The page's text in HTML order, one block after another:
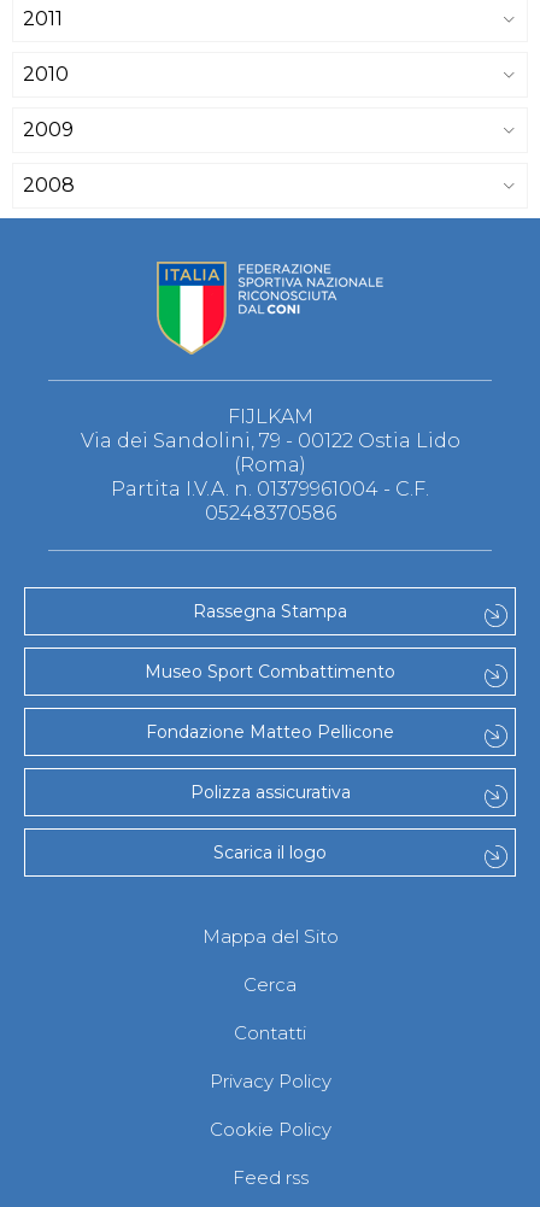
2011
2010
2009
2008
FIJLKAM
Via dei Sandolini, 79 - 00122 Ostia Lido
(Roma)
Partita I.V.A. n. 01379961004 - C.F.
05248370586
Rassegna Stampa
Museo Sport Combattimento
Fondazione Matteo Pellicone
Polizza assicurativa
Scarica il logo
Mappa del Sito
Cerca
Contatti
Privacy Policy
Cookie Policy
Feed rss